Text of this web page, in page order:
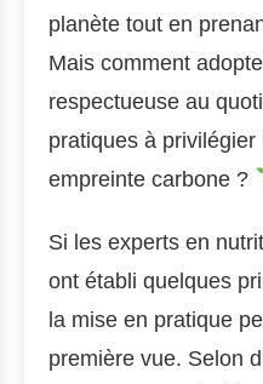
planète tout en
Mais comment
respectueuse au
pratiques à
empreinte carbone ?
Si les experts en
ont établi quelques
la mise en pratique
première vue. Selon